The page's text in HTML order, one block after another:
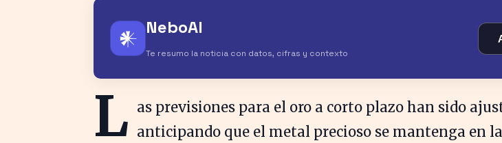
𒀭 NeboAI
Te resumo la noticia con datos, cifras y contexto
L as previsiones para el oro a corto plazo han sido
anticipando que el metal precioso se mantenga en